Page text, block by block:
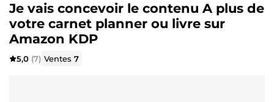
Je vais concevoir le contenu A plus de
votre carnet planner ou livre sur
Amazon KDP
5,0 (7) Ventes7